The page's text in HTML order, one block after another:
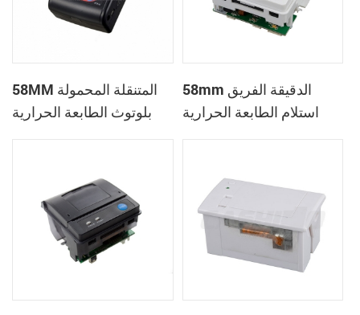
58MM المتنقلة المحمولة
بلوتوث الطابعة الحرارية
58mm الدقيقة الفريق
استلام الطابعة الحرارية